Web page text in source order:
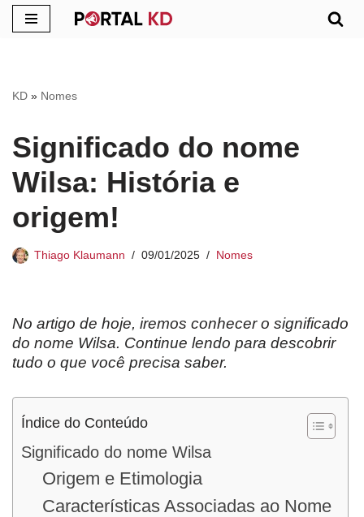
conteúdo
KD » Nomes
Significado do nome
Wilsa: História e
origem!
Thiago Klaumann 09/01/2025 Nomes
No artigo de hoje, iremos conhecer o significado
do nome Wilsa. Continue lendo para descobrir
tudo o que você precisa saber.
Índice do Conteúdo
Significado do nome Wilsa
Origem e Etimologia
Características Associadas ao Nome